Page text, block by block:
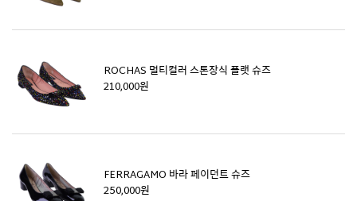
ROCHAS 멀티컬러 스톤장식 플랫 슈즈
210,000원
FERRAGAMO 바라 페이던트 슈즈
250,000원